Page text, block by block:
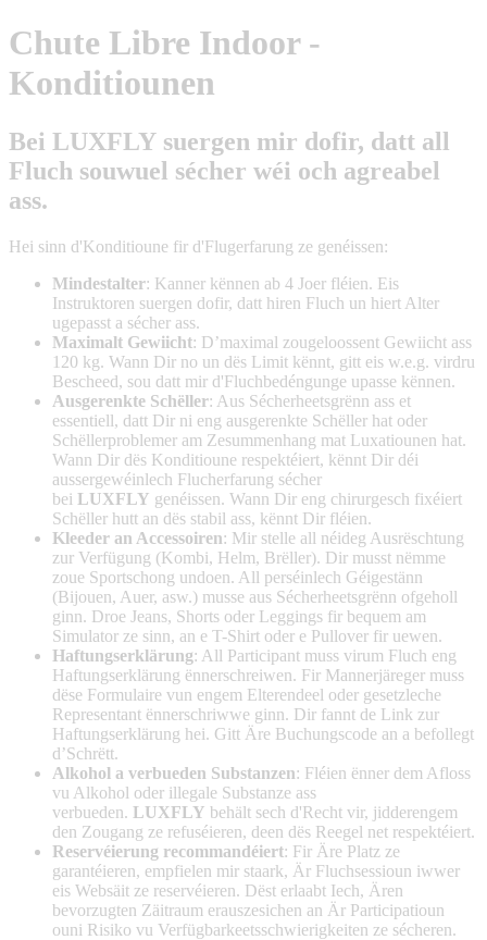
Chute Libre Indoor -
Konditiounen
Bei LUXFLY suergen mir dofir, datt all
Fluch souwuel sécher wéi och agreabel
ass.
Hei sinn d'Konditioune fir d'Flugerfarung ze genéissen:
Mindestalter: Kanner kënnen ab 4 Joer fléien. Eis
Instruktoren suergen dofir, datt hiren Fluch un hiert Alter
ugepasst a sécher ass.
Maximalt Gewiicht: D’maximal zougeloossent Gewiicht ass
120 kg. Wann Dir no un dës Limit kënnt, gitt eis w.e.g. virdru
Bescheed, sou datt mir d'Fluchbedéngunge upasse kënnen.
Ausgerenkte Schëller: Aus Sécherheetsgrënn ass et
essentiell, datt Dir ni eng ausgerenkte Schëller hat oder
Schëllerproblemer am Zesummenhang mat Luxatiounen hat.
Wann Dir dës Konditioune respektéiert, kënnt Dir déi
aussergewéinlech Flucherfarung sécher
bei LUXFLY genéissen. Wann Dir eng chirurgesch fixéiert
Schëller hutt an dës stabil ass, kënnt Dir fléien.
Kleeder an Accessoiren: Mir stelle all néideg Ausrëschtung
zur Verfügung (Kombi, Helm, Brëller). Dir musst nëmme
zoue Sportschong undoen. All perséinlech Géigestänn
(Bijouen, Auer, asw.) musse aus Sécherheetsgrënn ofgeholl
ginn. Droe Jeans, Shorts oder Leggings fir bequem am
Simulator ze sinn, an e T-Shirt oder e Pullover fir uewen.
Haftungserklärung: All Participant muss virum Fluch eng
Haftungserklärung ënnerschreiwen. Fir Mannerjäreger muss
dëse Formulaire vun engem Elterendeel oder gesetzleche
Representant ënnerschriwwe ginn. Dir fannt de Link zur
Haftungserklärung hei. Gitt Äre Buchungscode an a befollegt
d’Schrëtt.
Alkohol a verbueden Substanzen: Fléien ënner dem Afloss
vu Alkohol oder illegale Substanze ass
verbueden. LUXFLY behält sech d'Recht vir, jidderengem
den Zougang ze refuséieren, deen dës Reegel net respektéiert.
Reservéierung recommandéiert: Fir Äre Platz ze
garantéieren, empfielen mir staark, Är Fluchsessioun iwwer
eis Websäit ze reservéieren. Dëst erlaabt Iech, Ären
bevorzugten Zäitraum erauszesichen an Är Participatioun
ouni Risiko vu Verfügbarkeetsschwierigkeiten ze sécheren.